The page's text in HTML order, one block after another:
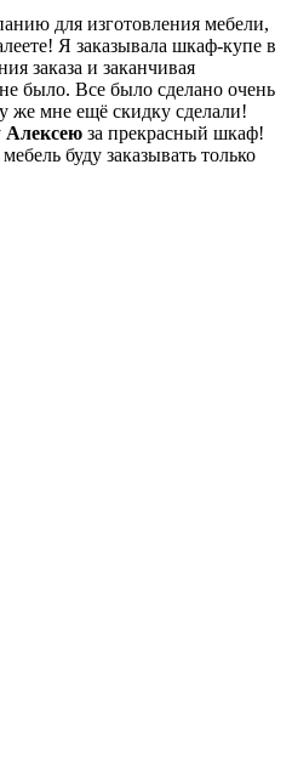
для изготовления мебели,
Я заказывала шкаф-купе в
заказа и заканчивая
было. Все было сделано очень
же мне ещё скидку сделали!
Алексею за прекрасный шкаф!
буду заказывать только